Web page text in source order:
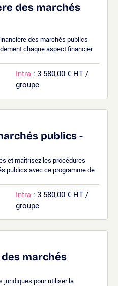
des marchés
des marchés publics
chaque aspect financier
Intra : 3 580,00 € HT /
groupe
publics -
et maîtrisez les procédures
publics avec ce programme de
Intra : 3 580,00 € HT /
groupe
marchés
juridiques pour utiliser la